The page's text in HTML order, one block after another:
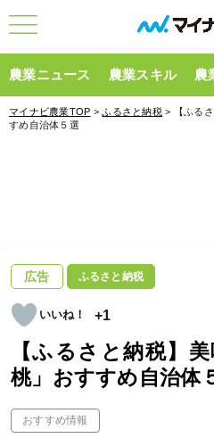
農業ニュース 農業スキル 農
マイナビ農業TOP >ふるさと納税 > 【ふる
すめ自治体５選
広告 ふるさと納税
+1
【ふるさと納税】
桃」おすすめ自治体
おすすめ情報